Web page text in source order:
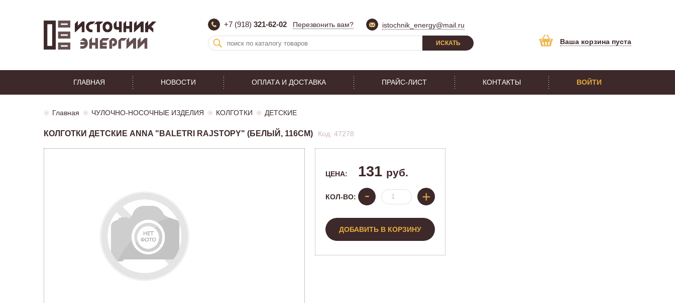
+7 (918) 321-62-02 Перезвонить вам? istochnik_energy@mail.ru
ИСКАТЬ Ваша корзина пуста
ГЛАВНАЯ НОВОСТИ ОПЛАТА И ДОСТАВКА ПРАЙС-ЛИСТ КОНТАКТЫ ВОЙТИ
Главная ЧУЛОЧНО-НОСОЧНЫЕ ИЗДЕЛИЯ КОЛГОТКИ ДЕТСКИЕ
КОЛГОТКИ ДЕТСКИЕ ANNA "BALETRI RAJSTOPY" (БЕЛЫЙ, 116СМ) Код: 47278
ЦЕНА: 131 руб.
КОЛ-ВО: - +
ДОБАВИТЬ В КОРЗИНУ